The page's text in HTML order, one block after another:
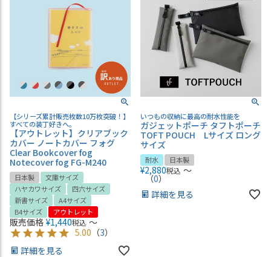
【シリーズ累計販売枚数10万枚突破！】
すべての装丁好きへ。
【アウトレット】クリアブック
カバー ノートカバー フォグ
Clear Bookcover fog
Notecover fog FG-M240
日本製
文庫サイズ
ハヤカワサイズ
四六サイズ
新書サイズ
A4サイズ
B4サイズ
アウトレット
販売価格 ¥1,440税込 〜
5.00 （3）
詳細を見る
いつもの収納に最高の耐水性能を
ガジェットポーチ タフトポーチ
TOFT POUCH Lサイズ ロング
サイズ
耐水 日本製
¥2,880税込 〜
（0）
詳細を見る